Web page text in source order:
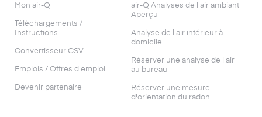
Mon air-Q
Téléchargements /
Instructions
Convertisseur CSV
Emplois / Offres d'emploi
Devenir partenaire
air-Q Analyses de l'air ambiant
Aperçu
Analyse de l'air intérieur à
domicile
Réserver une analyse de l'air
au bureau
Réserver une mesure
d'orientation du radon